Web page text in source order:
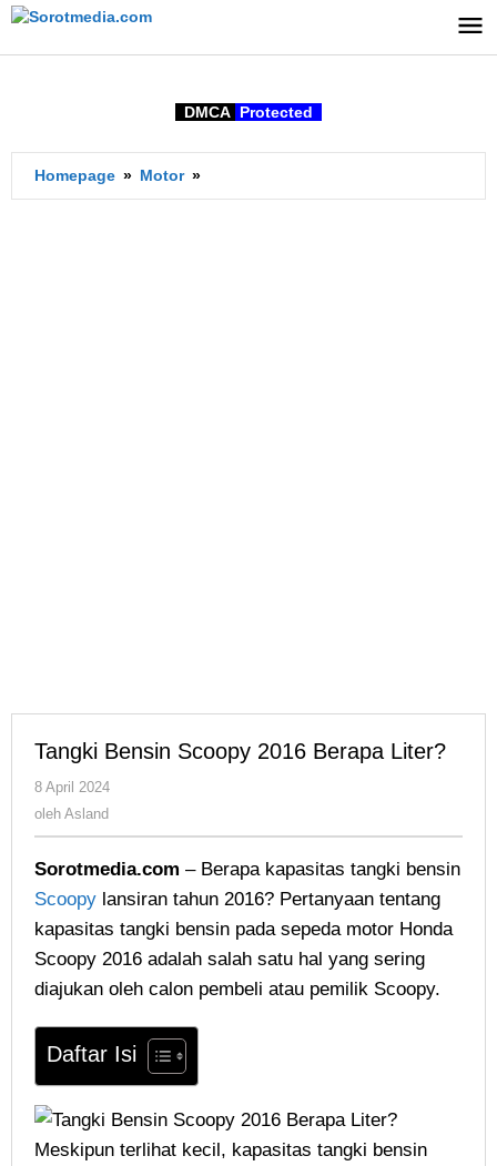
Lewati
konten
DMCA Protected
Homepage » Motor »
Bensin
Tangki Bensin Scoopy 2016 Berapa Liter?
8 April 2024
oleh Asland
Sorotmedia.com – Berapa kapasitas tangki bensin
Scoopy lansiran tahun 2016? Pertanyaan tentang
kapasitas tangki bensin pada sepeda motor Honda
Scoopy 2016 adalah salah satu hal yang sering
diajukan oleh calon pembeli atau pemilik Scoopy.
Daftar Isi
Meskipun terlihat kecil, kapasitas tangki bensin